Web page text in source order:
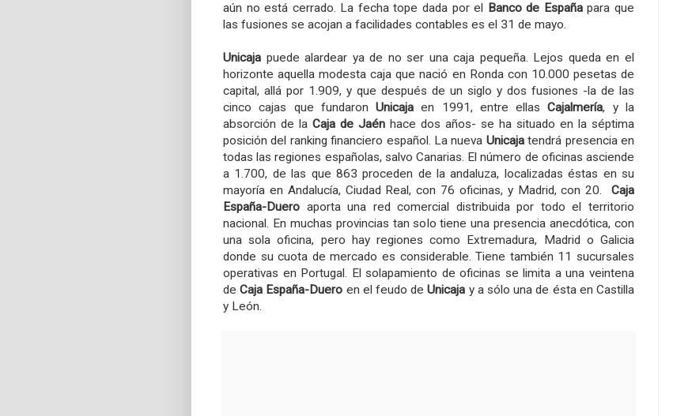
aún no está cerrado. La fecha tope dada por el
Banco de Españapara que
las fusiones se acojan a facilidades contables es el 31 de mayo.
Unicaja puede alardear ya de no ser una caja pequeña. Lejos queda en el
horizonte aquella modesta caja que nació en Ronda con 10.000 pesetas de
capital, allá por 1.909, y que después de un siglo y dos fusiones -la de las
cinco cajas que fundaronUnicaja en 1991, entre ellasCajalmería, y la
absorción de la Caja de Jaén hace dos años- se ha situado en la séptima
posición del ranking financiero español. La nueva Unicajatendrá presencia en
todas las regiones españolas, salvo Canarias. El número de oficinas asciende
a 1.700, de las que 863 proceden de la andaluza, localizadas éstas en su
mayoría en Andalucía, Ciudad Real, con 76 oficinas, y Madrid, con 20.
Caja
España-Duero aporta una red comercial distribuida por todo el territorio
nacional. En muchas provincias tan solo tiene una presencia anecdótica, con
una sola oficina, pero hay regiones como Extremadura, Madrid o Galicia
donde su cuota de mercado es considerable. Tiene también 11 sucursales
operativas en Portugal. El solapamiento de oficinas se limita a una veintena
deCaja España-Duero en el feudo deUnicaja y a sólo una de ésta en Castilla
y León.